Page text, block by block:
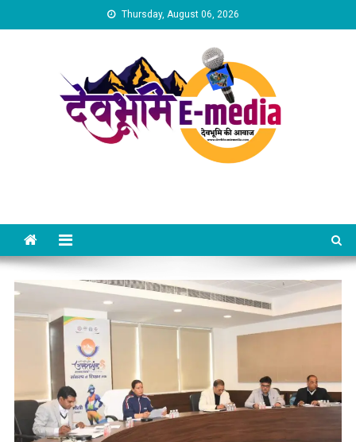
to
Thursday, August 06, 2026